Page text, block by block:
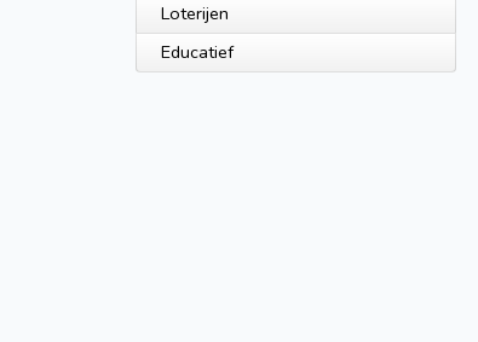
Loterijen
Educatief